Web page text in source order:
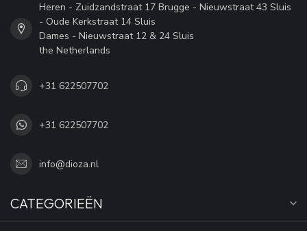
Heren - Zuidzandstraat 17 Brugge - Nieuwstraat 43 Sluis
- Oude Kerkstraat 14 Sluis
Dames - Nieuwstraat 12 & 24 Sluis
the Netherlands
+31 622507702
+31 622507702
info@dioza.nl
CATEGORIEËN